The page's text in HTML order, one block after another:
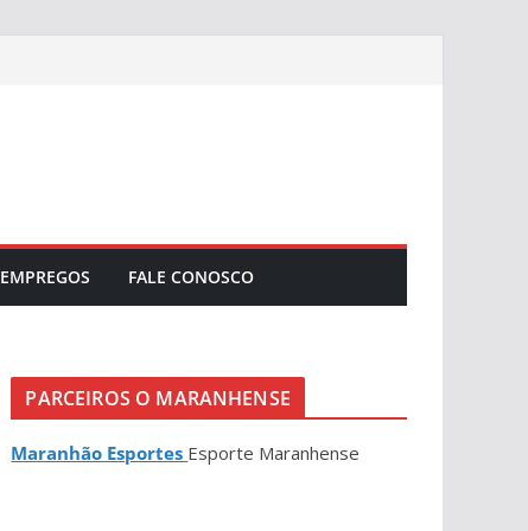
EMPREGOS FALE CONOSCO
PARCEIROS O MARANHENSE
Maranhão Esportes Esporte Maranhense